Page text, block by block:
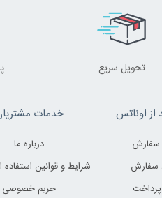
تحویل سریع
از اوناتس
سفارش
سفارش
خدمات
درباره ما
شرایط و قوانین استفاده
حریم خصوصی